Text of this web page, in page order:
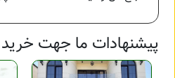
پیشنهادات ما جهت